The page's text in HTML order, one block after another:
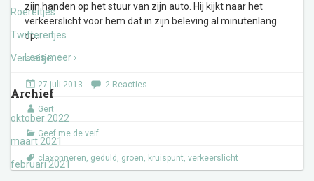
Roereitjes
Twittereitjes
Vers eitje
Archief
oktober 2022
maart 2021
februari 2021
zijn handen op het stuur van zijn auto. Hij kijkt naar het
verkeerslicht voor hem dat in zijn beleving al minutenlang
op…
Lees meer ›
27 juli 2013 2 Reacties
Gert
Geef me de veif
claxonneren, geduld , groen, kruispunt, verkeerslicht